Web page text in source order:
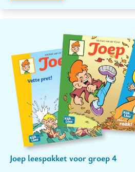
Joep leespakket voor groep 4